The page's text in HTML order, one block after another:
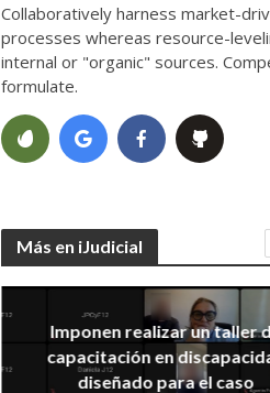
Collaboratively harness market-
processes whereas resource-
internal or "organic" sources.
formulate.
Más en iJudicial
Imponen realizar un taller
capacitación en
diseñado para el caso